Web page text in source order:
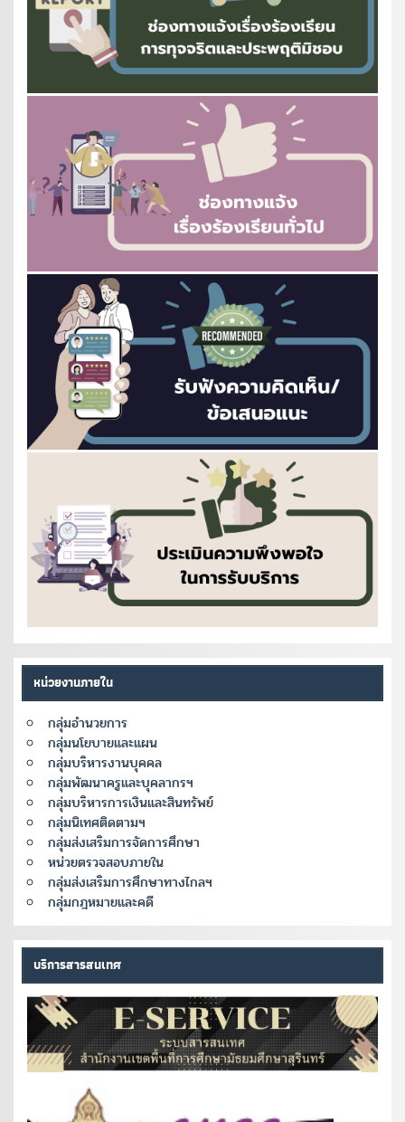
หน่วยงานภายใน
กลุ่มอำนวยการ
กลุ่มนโยบายและแผน
กลุ่มบริหารงานบุคคล
กลุ่มพัฒนาครูและบุคลากรฯ
กลุ่มบริหารการเงินและสินทรัพย์
กลุ่มนิเทศติดตามฯ
กลุ่มส่งเสริมการจัดการศึกษา
หน่วยตรวจสอบภายใน
กลุ่มส่งเสริมการศึกษาทางไกลฯ
กลุ่มกฎหมายและคดี
บริการสารสนเทศ